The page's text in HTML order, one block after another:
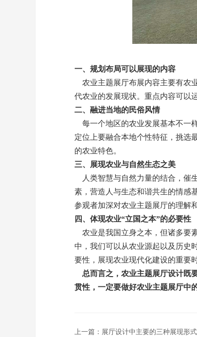
一、规划布局可以展现的内容
农业主题展厅布展内容主要有农
代农业的发展现状。重点内容可以
二、融进当地的民俗风情
每一个地区的农业发展基本不一
定位上要融合本地个性特征，挑选
的农业特色。
三、展现农业与自然生态之美
人类智慧与自然力量的结合，催
素，营造人与生态和谐共生的情感
参观者加深对农业主题展厅的理解
四、体现农业“立国之本”的必要性
农业是我国立身之本，但诸多要
中，我们可以从农业源起以及历史
要性，展现农业现代化建设的重要
总而言之，农业主题展厅设计既
贯性，一定要做好农业主题展厅中
上一篇： 展厅设计中主要的三种展现形式